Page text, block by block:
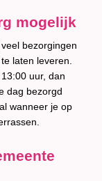
mogelijk
bezorgingen
laten leveren.
uur, dan
dag bezorgd
wanneer je op